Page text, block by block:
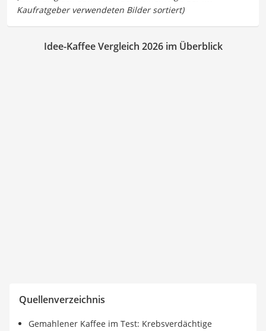
Idee-Kaffee Vergleich 2026 im Überblick
Quellenverzeichnis
Gemahlener Kaffee im Test: Krebsverdächtige